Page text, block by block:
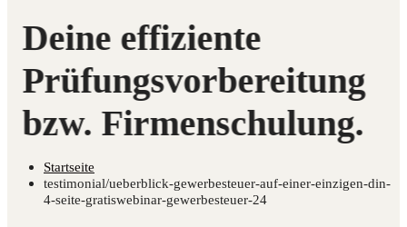
Startseite
testimonial/ueberblick-gewerbesteuer-auf-einer-einzigen-din-
4-seite-gratiswebinar-gewerbesteuer-24